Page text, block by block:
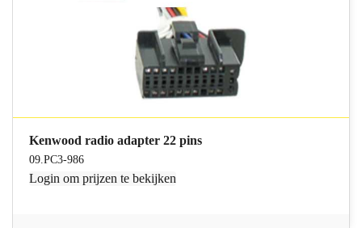
Kenwood radio adapter 22 pins
09.PC3-986
Login om prijzen te bekijken